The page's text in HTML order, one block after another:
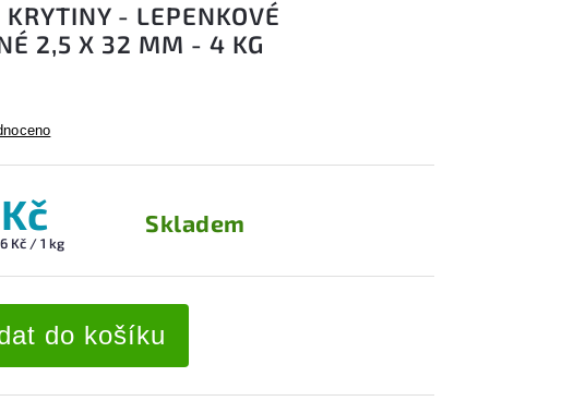
KRYTINY - LEPENKOVÉ
2,5 X 32 MM - 4 KG
Kč / 1 kg
Skladem
do košíku